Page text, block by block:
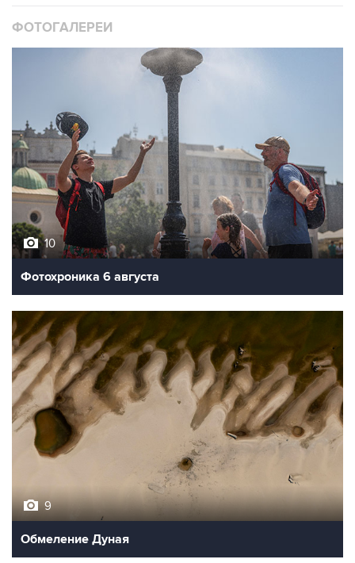
ФОТОГАЛЕРЕИ
10
Фотохроника 6 августа
9
Обмеление Дуная